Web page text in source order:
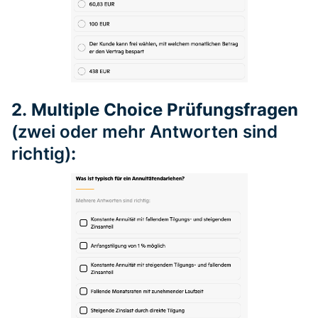
2. Multiple Choice Prüfungsfragen
(zwei oder mehr Antworten sind
richtig):